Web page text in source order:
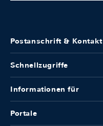
Postanschrift & Kontakt
Schnellzugriffe
Informationen für
Portale